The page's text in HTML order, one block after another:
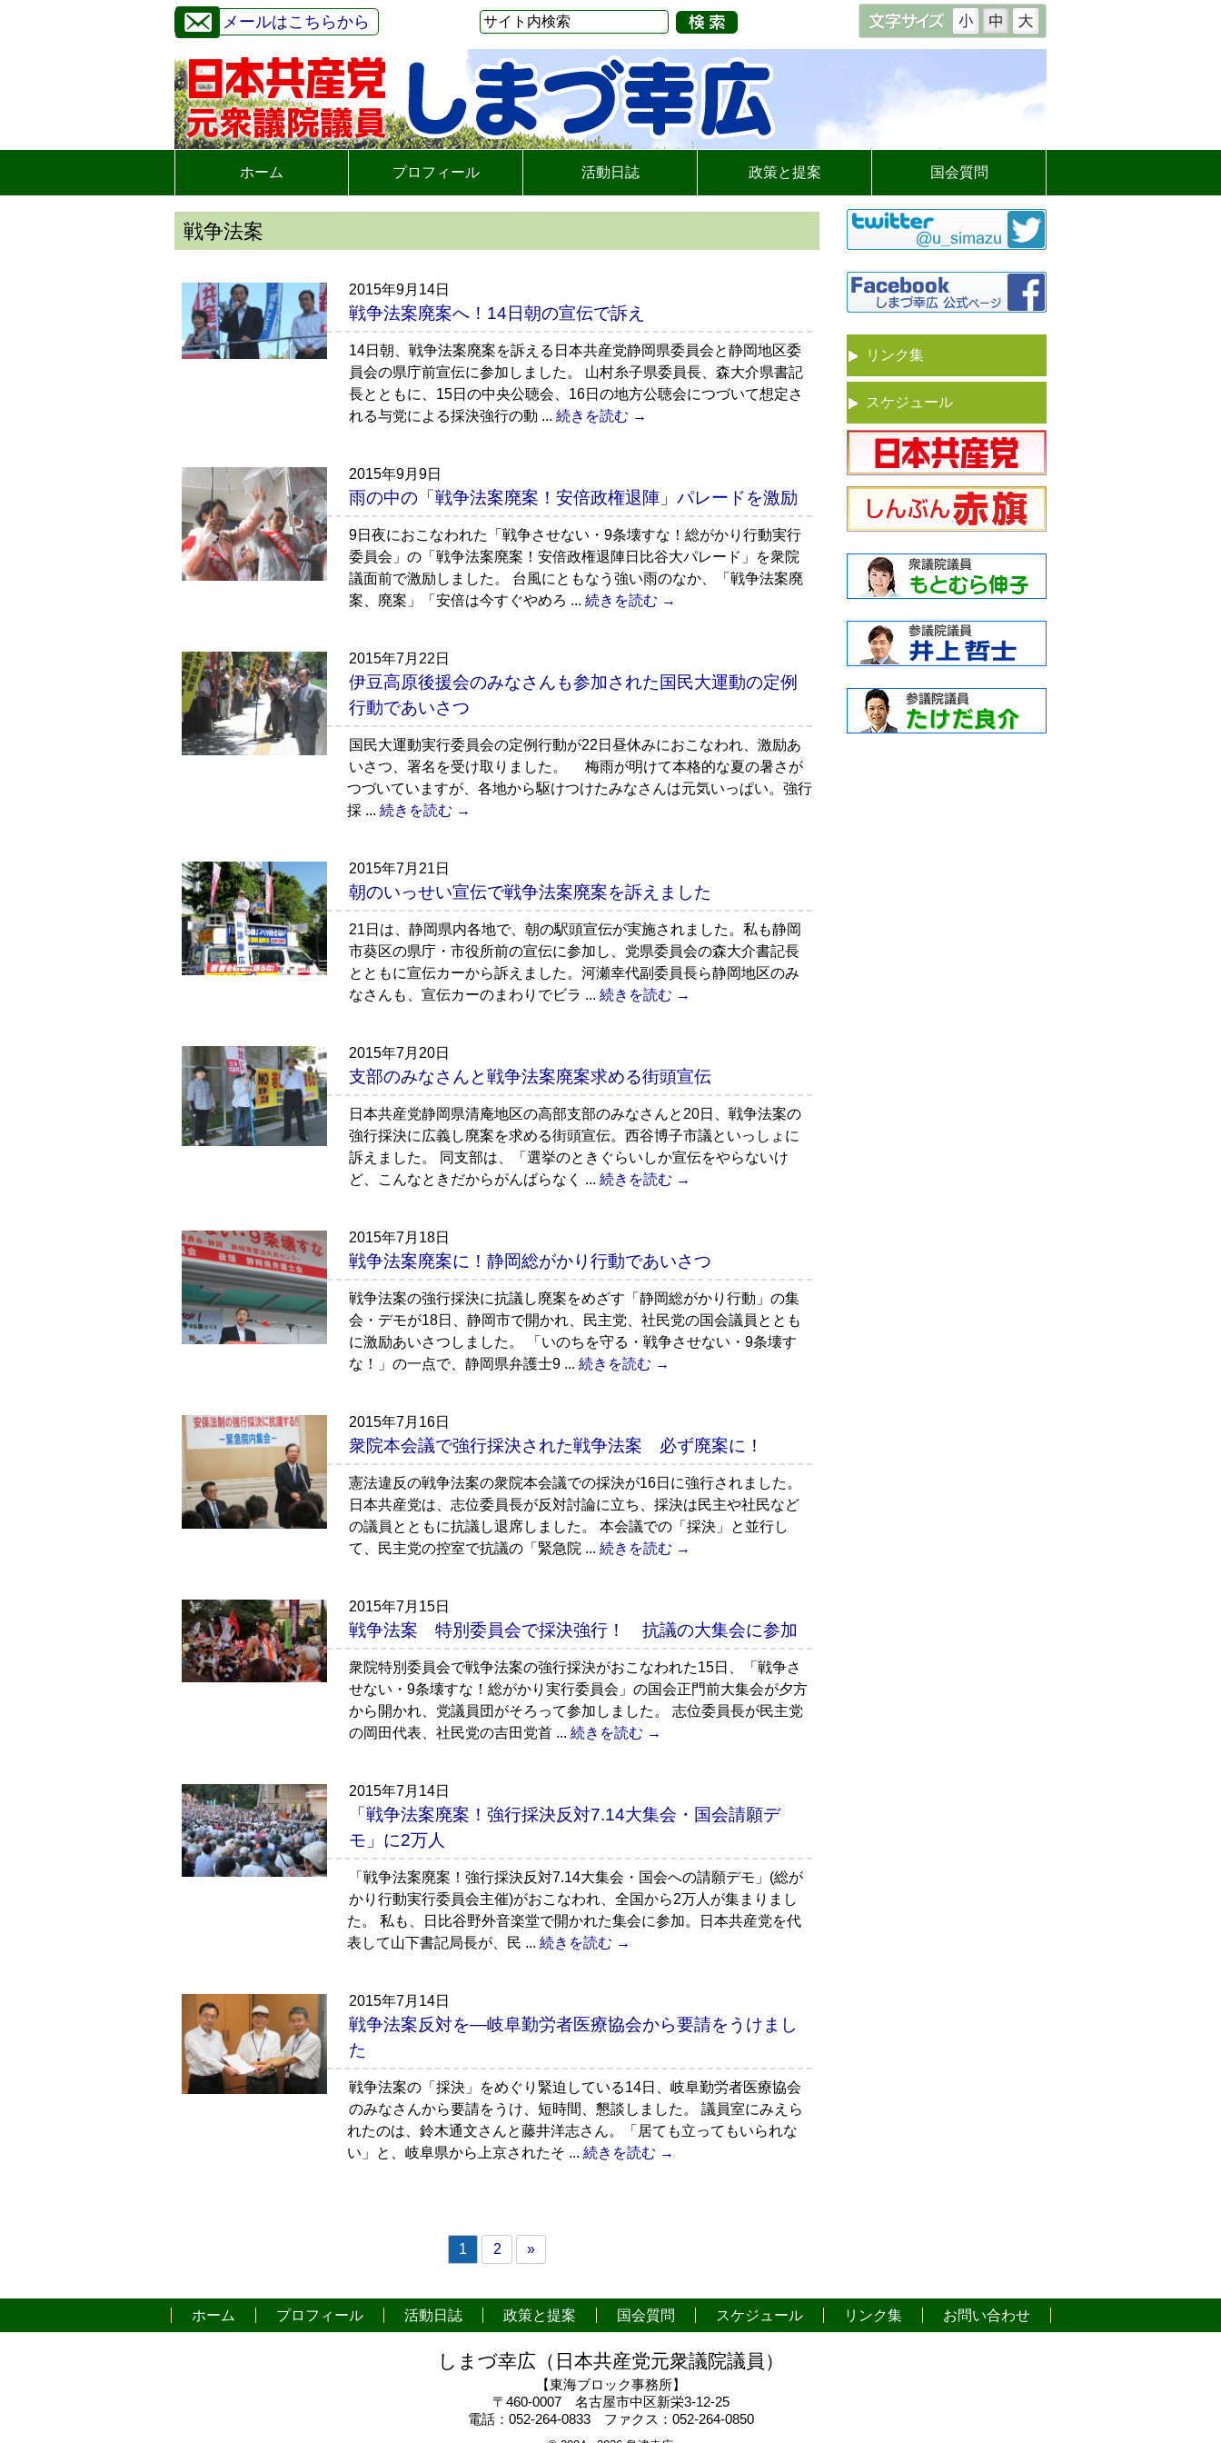
メールはこちらから
ホーム プロフィール 活動日誌 政策と提案 国会質問
戦争法案
2015年9月14日
戦争法案廃案へ！14日朝の宣伝で訴え
14日朝、戦争法案廃案を訴える日本共産党静岡県委員会と静岡地区委
員会の県庁前宣伝に参加しました。 山村糸子県委員長、森大介県書記
長とともに、15日の中央公聴会、16日の地方公聴会につづいて想定さ
れる与党による採決強行の動 ... 続きを読む →
2015年9月9日
雨の中の「戦争法案廃案！安倍政権退陣」パレードを激励
9日夜におこなわれた「戦争させない・9条壊すな！総がかり行動実行
委員会」の「戦争法案廃案！安倍政権退陣日比谷大パレード」を衆院
議面前で激励しました。 台風にともなう強い雨のなか、「戦争法案廃
案、廃案」「安倍は今すぐやめろ ... 続きを読む →
2015年7月22日
伊豆高原後援会のみなさんも参加された国民大運動の定例
行動であいさつ
国民大運動実行委員会の定例行動が22日昼休みにおこなわれ、激励あ
いさつ、署名を受け取りました。 梅雨が明けて本格的な夏の暑さが
つづいていますが、各地から駆けつけたみなさんは元気いっぱい。強行
採 ... 続きを読む →
2015年7月21日
朝のいっせい宣伝で戦争法案廃案を訴えました
21日は、静岡県内各地で、朝の駅頭宣伝が実施されました。私も静岡
市葵区の県庁・市役所前の宣伝に参加し、党県委員会の森大介書記長
とともに宣伝カーから訴えました。河瀬幸代副委員長ら静岡地区のみ
なさんも、宣伝カーのまわりでビラ ... 続きを読む →
2015年7月20日
支部のみなさんと戦争法案廃案求める街頭宣伝
日本共産党静岡県清庵地区の高部支部のみなさんと20日、戦争法案の
強行採決に広義し廃案を求める街頭宣伝。西谷博子市議といっしょに
訴えました。 同支部は、「選挙のときぐらいしか宣伝をやらないけ
ど、こんなときだからがんばらなく ... 続きを読む →
2015年7月18日
戦争法案廃案に！静岡総がかり行動であいさつ
戦争法案の強行採決に抗議し廃案をめざす「静岡総がかり行動」の集
会・デモが18日、静岡市で開かれ、民主党、社民党の国会議員ととも
に激励あいさつしました。 「いのちを守る・戦争させない・9条壊す
な！」の一点で、静岡県弁護士9 ... 続きを読む →
2015年7月16日
衆院本会議で強行採決された戦争法案 必ず廃案に！
憲法違反の戦争法案の衆院本会議での採決が16日に強行されました。
日本共産党は、志位委員長が反対討論に立ち、採決は民主や社民など
の議員とともに抗議し退席しました。 本会議での「採決」と並行し
て、民主党の控室で抗議の「緊急院 ... 続きを読む →
2015年7月15日
戦争法案 特別委員会で採決強行！ 抗議の大集会に参加
衆院特別委員会で戦争法案の強行採決がおこなわれた15日、「戦争さ
せない・9条壊すな！総がかり実行委員会」の国会正門前大集会が夕方
から開かれ、党議員団がそろって参加しました。 志位委員長が民主党
の岡田代表、社民党の吉田党首 ... 続きを読む →
2015年7月14日
「戦争法案廃案！強行採決反対7.14大集会・国会請願デ
モ」に2万人
「戦争法案廃案！強行採決反対7.14大集会・国会への請願デモ」(総が
かり行動実行委員会主催)がおこなわれ、全国から2万人が集まりまし
た。 私も、日比谷野外音楽堂で開かれた集会に参加。日本共産党を代
表して山下書記局長が、民 ... 続きを読む →
2015年7月14日
戦争法案反対を―岐阜勤労者医療協会から要請をうけまし
た
戦争法案の「採決」をめぐり緊迫している14日、岐阜勤労者医療協会
のみなさんから要請をうけ、短時間、懇談しました。 議員室にみえら
れたのは、鈴木通文さんと藤井洋志さん。「居ても立ってもいられな
い」と、岐阜県から上京されたそ ... 続きを読む →
1 2 »
リンク集
スケジュール
ホーム プロフィール 活動日誌 政策と提案 国会質問 スケジュール リンク集 お問い合わせ
しまづ幸広（日本共産党元衆議院議員）
【東海ブロック事務所】
〒460-0007 名古屋市中区新栄3-12-25
電話：052-264-0833 ファクス：052-264-0850